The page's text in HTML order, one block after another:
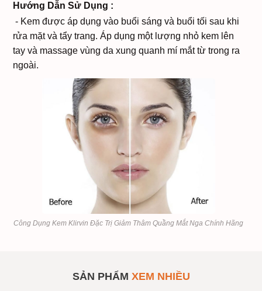
Hướng Dẫn Sử Dụng :
- Kem được áp dụng vào buổi sáng và buổi tối sau khi
rửa mặt và tẩy trang. Áp dụng một lượng nhỏ kem lên
tay và massage vùng da xung quanh mí mắt từ trong ra
ngoài.
Công Dụng Kem Klirvin Đặc Trị Giảm Thâm Quầng Mắt Nga Chính Hãng
Chính Hãng
SẢN PHẨM XEM NHIỀU